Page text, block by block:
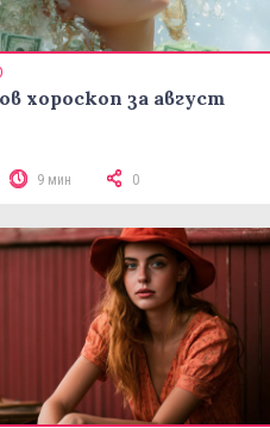
хороскоп за август
9 мин 0